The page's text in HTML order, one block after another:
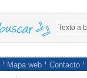
Mapa web Contacto